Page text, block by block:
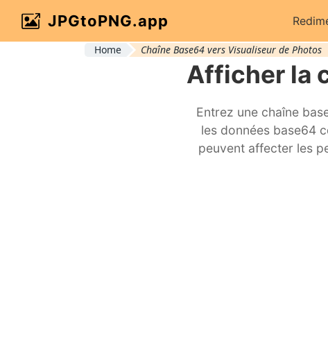
JPGtoPNG.app
Home Chaîne Base64 vers Visualiseur de Photos
Afficher la
Entrez une chaîne
les données base64
peuvent affecter les